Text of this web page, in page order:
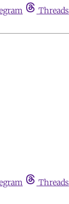
Threads
Threads